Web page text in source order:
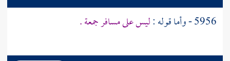
5956 - وأما قوله : ليس على مسافر جمعة .